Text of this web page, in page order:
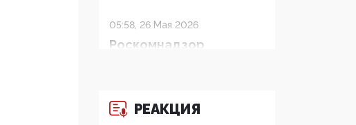
05:58, 26 Мая 2026
Роскомнадзор
07:39, 25 Мая 2026
РЕАКЦИЯ